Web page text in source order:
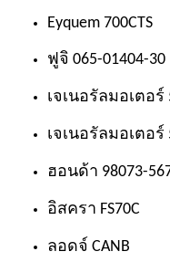
Eyquem 700CTS
ฟูจิ 065-01404-30
เจเนอรัลมอเตอร์
เจเนอรัลมอเตอร์
ฮอนด้า 98073-
อิสครา FS70C
ลอดจ์ CANB